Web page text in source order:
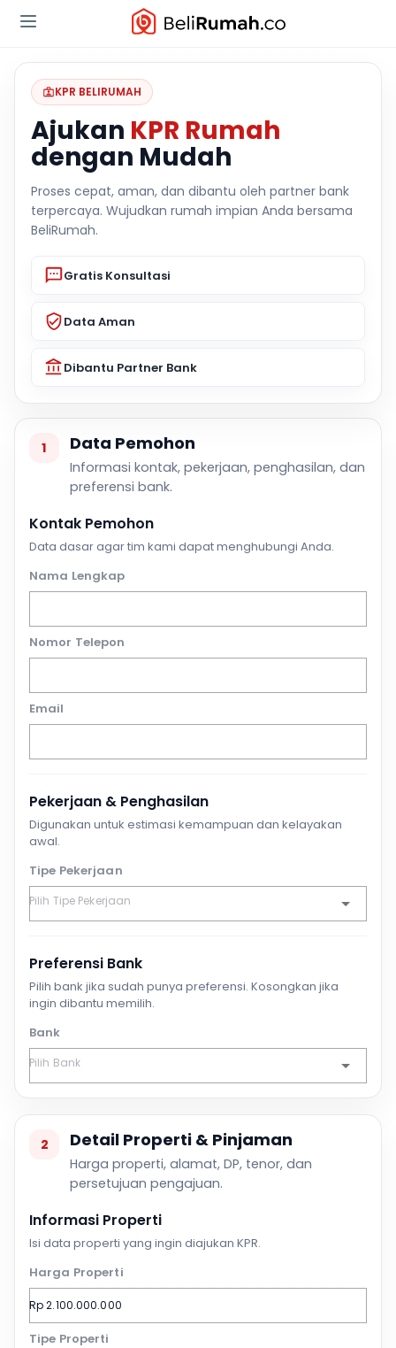
KPR BELIRUMAH
Ajukan KPR Rumah
dengan Mudah
Proses cepat, aman, dan dibantu oleh partner bank
terpercaya. Wujudkan rumah impian Anda bersama
BeliRumah.
Gratis Konsultasi
Data Aman
Dibantu Partner Bank
1 Data Pemohon
Informasi kontak, pekerjaan, penghasilan, dan
preferensi bank.
Kontak Pemohon
Data dasar agar tim kami dapat menghubungi Anda.
Nama Lengkap
Nomor Telepon
Email
Pekerjaan & Penghasilan
Digunakan untuk estimasi kemampuan dan kelayakan
awal.
Tipe Pekerjaan
Preferensi Bank
Pilih bank jika sudah punya preferensi. Kosongkan jika
ingin dibantu memilih.
Bank
2 Detail Properti & Pinjaman
Harga properti, alamat, DP, tenor, dan
persetujuan pengajuan.
Informasi Properti
Isi data properti yang ingin diajukan KPR.
Harga Properti
Tipe Properti